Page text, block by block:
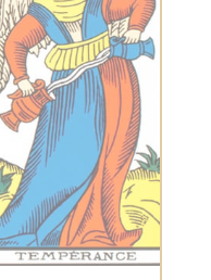
modération. La
Tempérance
encourage à
trouver le juste
milieu et à
harmoniser les
différentes
facettes de votre
vie.